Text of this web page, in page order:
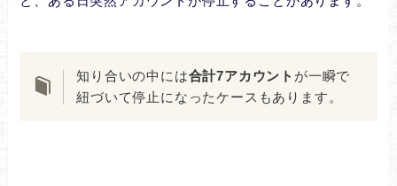
知り合いの中には合計7アカウント が一瞬で
紐づいて停止になったケースもあります。